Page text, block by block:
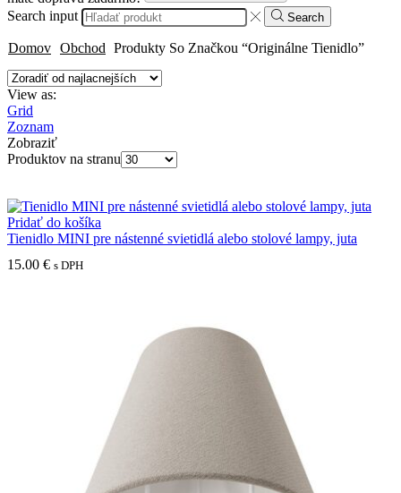
Search input
Search
Domov Obchod Produkty So Značkou “originálne Tienidlo”
View as:
Grid
Zoznam
Zobraziť
Produktov na stranu
Pridať do košíka
Tienidlo MINI pre nástenné svietidlá alebo stolové lampy, juta
15.00 € s DPH